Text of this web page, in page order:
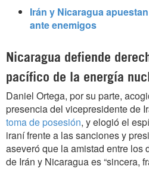
Irán y Nicaragua
ante enemigos
Nicaragua defiende
pacífico de la energía
Daniel Ortega, por su parte,
presencia del vicepresidente de
toma de posesión, y elogió el
iraní frente a las sanciones y
aseveró que la amistad entre los
de Irán y Nicaragua es “sincera,